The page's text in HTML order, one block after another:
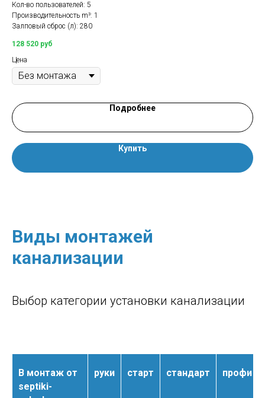
Кол-во пользователей: 5
Производительность m³: 1
Залповый сброс (л): 280
128 520 руб
Цена
Подробнее
Купить
Виды монтажей
канализации
Выбор категории установки канализации
В монтаж от
septiki-
руки старт стандарт профи